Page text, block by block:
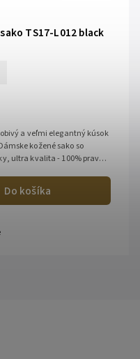
TS17-L012 black
Do košíka
a veľmi elegantný kúsok
ultra kvalita - 100% pravá